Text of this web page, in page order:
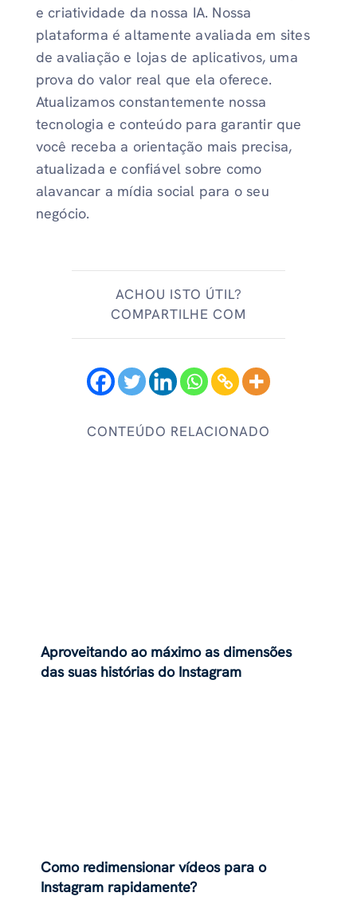
e criatividade da nossa IA. Nossa
plataforma é altamente avaliada em sites
de avaliação e lojas de aplicativos, uma
prova do valor real que ela oferece.
Atualizamos constantemente nossa
tecnologia e conteúdo para garantir que
você receba a orientação mais precisa,
atualizada e confiável sobre como
alavancar a mídia social para o seu
negócio.
ACHOU ISTO ÚTIL?
COMPARTILHE COM
CONTEÚDO RELACIONADO
Aproveitando ao máximo as dimensões
das suas histórias do Instagram
Como redimensionar vídeos para o
Instagram rapidamente?